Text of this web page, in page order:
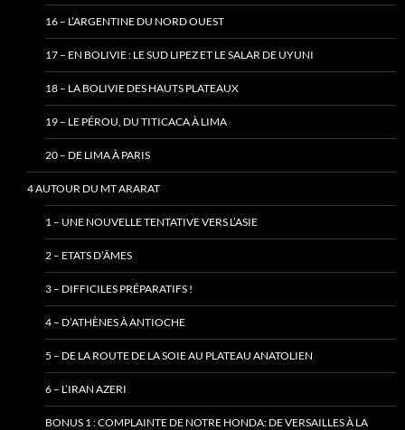
16 – L’ARGENTINE DU NORD OUEST
17 – EN BOLIVIE : LE SUD LIPEZ ET LE SALAR DE UYUNI
18 – LA BOLIVIE DES HAUTS PLATEAUX
19 – LE PÉROU, DU TITICACA À LIMA
20 – DE LIMA À PARIS
4 AUTOUR DU MT ARARAT
1 – UNE NOUVELLE TENTATIVE VERS L’ASIE
2 – ETATS D’ÂMES
3 – DIFFICILES PRÉPARATIFS !
4 – D’ATHÈNES À ANTIOCHE
5 – DE LA ROUTE DE LA SOIE AU PLATEAU ANATOLIEN
6 – L’IRAN AZERI
BONUS 1 : COMPLAINTE DE NOTRE HONDA: DE VERSAILLES À LA